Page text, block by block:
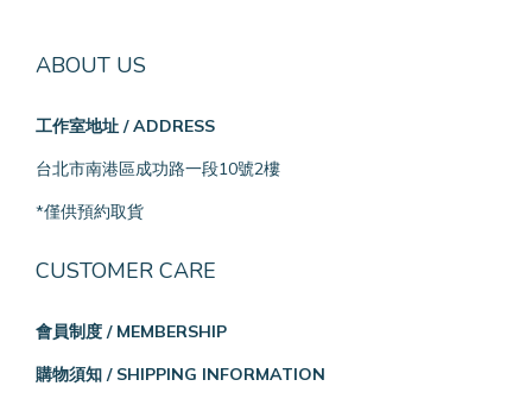
ABOUT US
工作室地址 / ADDRESS
台北市南港區成功路一段10號2樓
*僅供預約取貨
CUSTOMER CARE
會員制度 / MEMBERSHIP
購物須知 / SHIPPING INFORMATION